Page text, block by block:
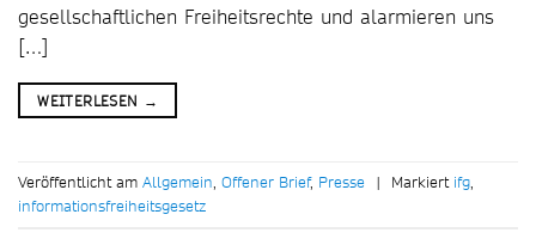
gesellschaftlichen Freiheitsrechte und alarmieren uns
[…]
WEITERLESEN →
Veröffentlicht am Allgemein, Offener Brief, Presse | Markiert ifg,
informationsfreiheitsgesetz